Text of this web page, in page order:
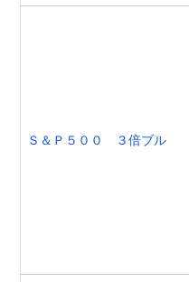
Ｓ＆Ｐ５００ ３倍ブル